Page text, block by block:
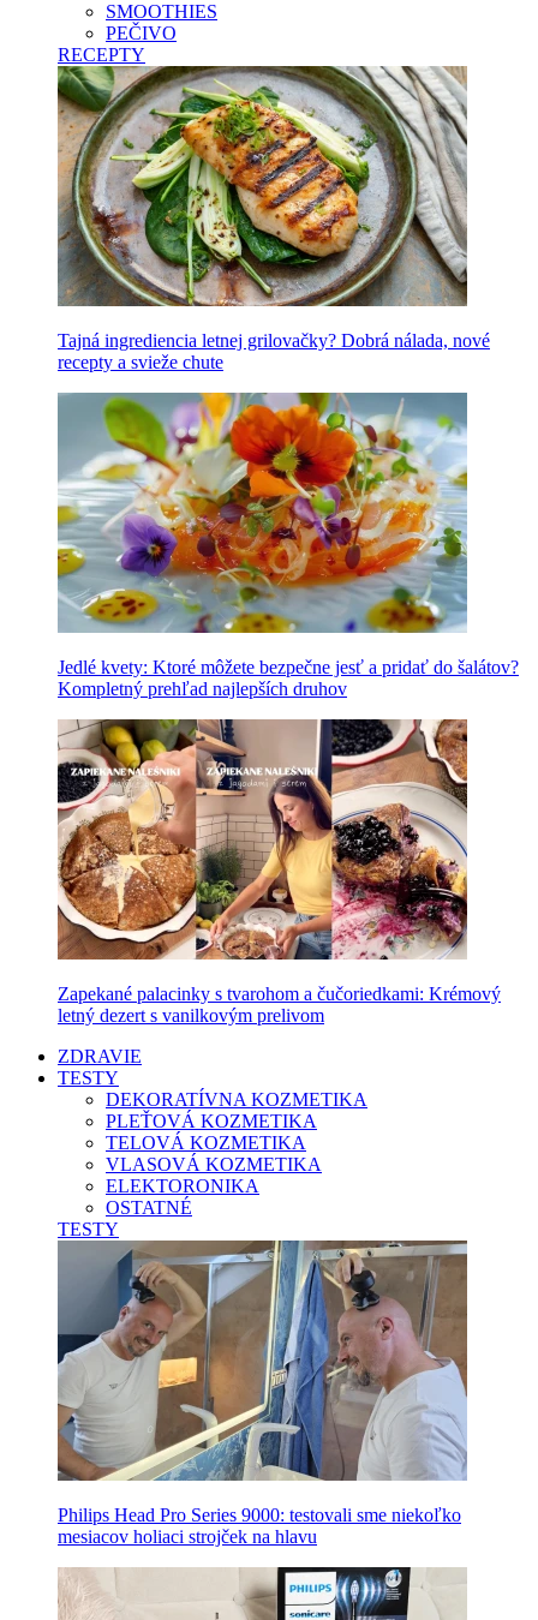
SMOOTHIES
PEČIVO
RECEPTY
Tajná ingrediencia letnej grilovačky? Dobrá nálada, nové
recepty a svieže chute
Jedlé kvety: Ktoré môžete bezpečne jesť a pridať do šalátov?
Kompletný prehľad najlepších druhov
Zapekané palacinky s tvarohom a čučoriedkami: Krémový
letný dezert s vanilkovým prelivom
ZDRAVIE
TESTY
DEKORATÍVNA KOZMETIKA
PLEŤOVÁ KOZMETIKA
TELOVÁ KOZMETIKA
VLASOVÁ KOZMETIKA
ELEKTORONIKA
OSTATNÉ
TESTY
Philips Head Pro Series 9000: testovali sme niekoľko
mesiacov holiaci strojček na hlavu